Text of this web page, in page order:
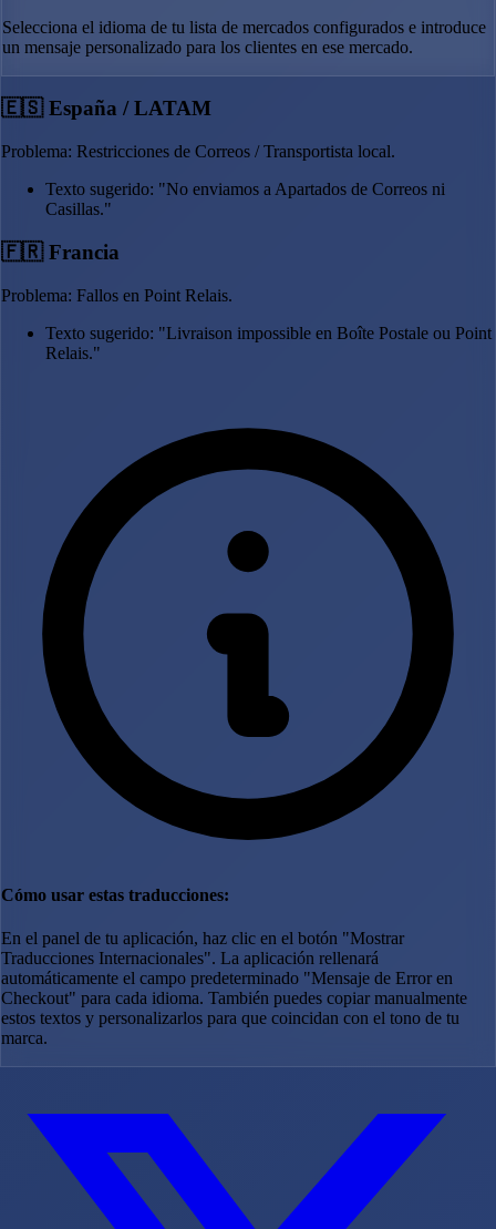
Selecciona el idioma de tu lista de mercados configurados e introduce
un mensaje personalizado para los clientes en ese mercado.
🇪🇸 España / LATAM
Problema: Restricciones de Correos / Transportista local.
Texto sugerido: "No enviamos a Apartados de Correos ni
Casillas."
🇫🇷 Francia
Problema: Fallos en Point Relais.
Texto sugerido: "Livraison impossible en Boîte Postale ou Point
Relais."
Cómo usar estas traducciones:
En el panel de tu aplicación, haz clic en el botón "Mostrar
Traducciones Internacionales". La aplicación rellenará
automáticamente el campo predeterminado "Mensaje de Error en
Checkout" para cada idioma. También puedes copiar manualmente
estos textos y personalizarlos para que coincidan con el tono de tu
marca.